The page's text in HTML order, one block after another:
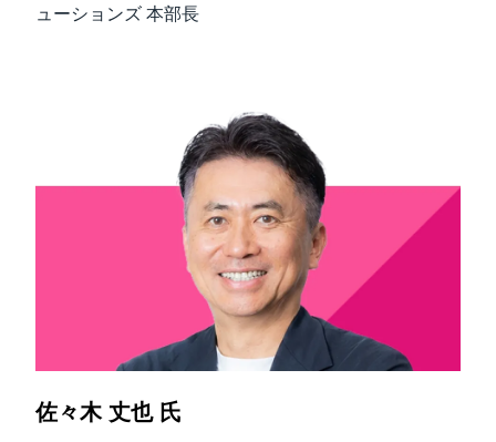
ューションズ 本部長
佐々木 丈也 氏